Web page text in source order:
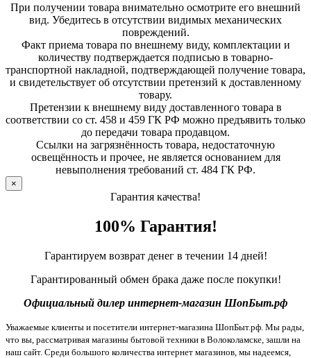
При получении товара внимательно осмотрите его внешний
вид. Убедитесь в отсутствии видимых механических
повреждений.
Факт приема товара по внешнему виду, комплектации и
количеству подтверждается подписью в товарно-
транспортной накладной, подтверждающей получение товара,
и свидетельствует об отсутствии претензий к доставленному
товару.
Претензии к внешнему виду доставленного товара в
соответствии со ст. 458 и 459 ГК РФ можно предъявить только
до передачи товара продавцом.
Ссылки на загрязнённость товара, недостаточную
освещённость и прочее, не является основанием для
невыполнения требований ст. 484 ГК РФ.
×
Гарантия качества!
100% Гарантия!
Гарантируем возврат денег в течении 14 дней!
Гарантированный обмен брака даже после покупки!
Официальный дилер интернет-магазин ШопБыт.рф
Уважаемые клиенты и посетители интернет-магазина ШопБыт.рф. Мы рады,
что вы, рассматривая магазины бытовой техники в Волоколамске, зашли на
наш сайт. Среди большого количества интернет магазинов, мы надеемся,